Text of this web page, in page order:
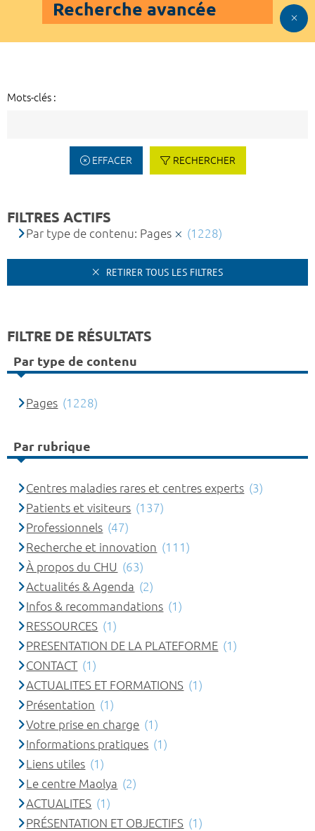
Recherche avancée
Mots-clés :
EFFACER RECHERCHER
FILTRES ACTIFS
Par type de contenu: Pages (1228)
RETIRER TOUS LES FILTRES
FILTRE DE RÉSULTATS
Par type de contenu
Pages (1228)
Par rubrique
Centres maladies rares et centres experts (3)
Patients et visiteurs (137)
Professionnels (47)
Recherche et innovation (111)
À propos du CHU (63)
Actualités & Agenda (2)
Infos & recommandations (1)
RESSOURCES (1)
PRESENTATION DE LA PLATEFORME (1)
CONTACT (1)
ACTUALITES ET FORMATIONS (1)
Présentation (1)
Votre prise en charge (1)
Informations pratiques (1)
Liens utiles (1)
Le centre Maolya (2)
ACTUALITES (1)
PRÉSENTATION ET OBJECTIFS (1)